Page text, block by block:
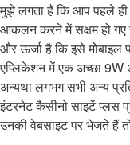
मुझे लगता है कि आप पहले
आकलन करने में सक्षम हो
और ऊर्जा है कि इसे
एप्लिकेशन में एक अच्छा 9W
अन्यथा लगभग सभी अन्य
इंटरनेट कैसीनो साइटें प्लस
उनकी वेबसाइट पर भेजते हैं